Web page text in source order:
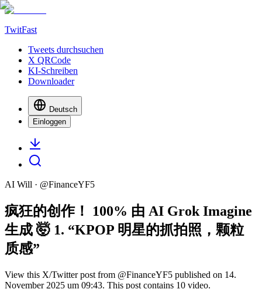
TwitFast
Tweets durchsuchen
X QRCode
KI-Schreiben
Downloader
Deutsch
Einloggen
AI Will · @FinanceYF5
疯狂的创作！ 100% 由 AI Grok Imagine
生成 🤯 1. “KPOP 明星的抓拍照，颗粒
质感”
View this X/Twitter post from @FinanceYF5 published on 14.
November 2025 um 09:43. This post contains 10 video.